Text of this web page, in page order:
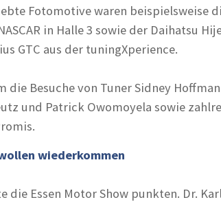
Fotomotive waren beispielsweise
in Halle 3 sowie der Daihatsu
GTC aus der tuningXperience.
Besuche von Tuner Sidney
und Patrick Owomoyela sowie
wiederkommen
Essen Motor Show punkten. Dr.